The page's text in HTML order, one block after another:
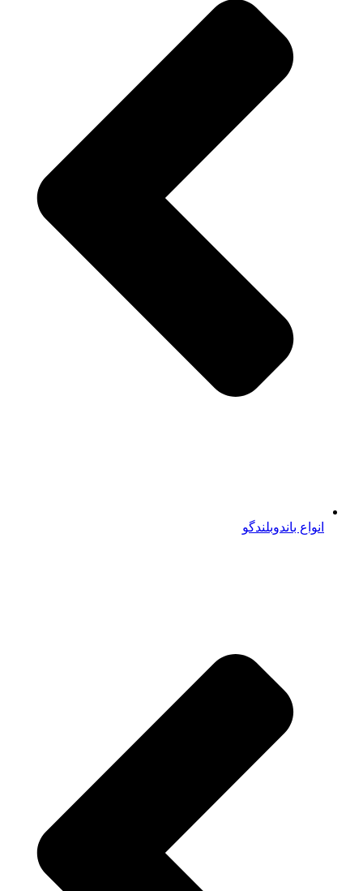
انواع باندوبلندگو